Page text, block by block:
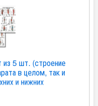
из 5 шт. (строение
в целом, так и
и нижних
Комплект 3